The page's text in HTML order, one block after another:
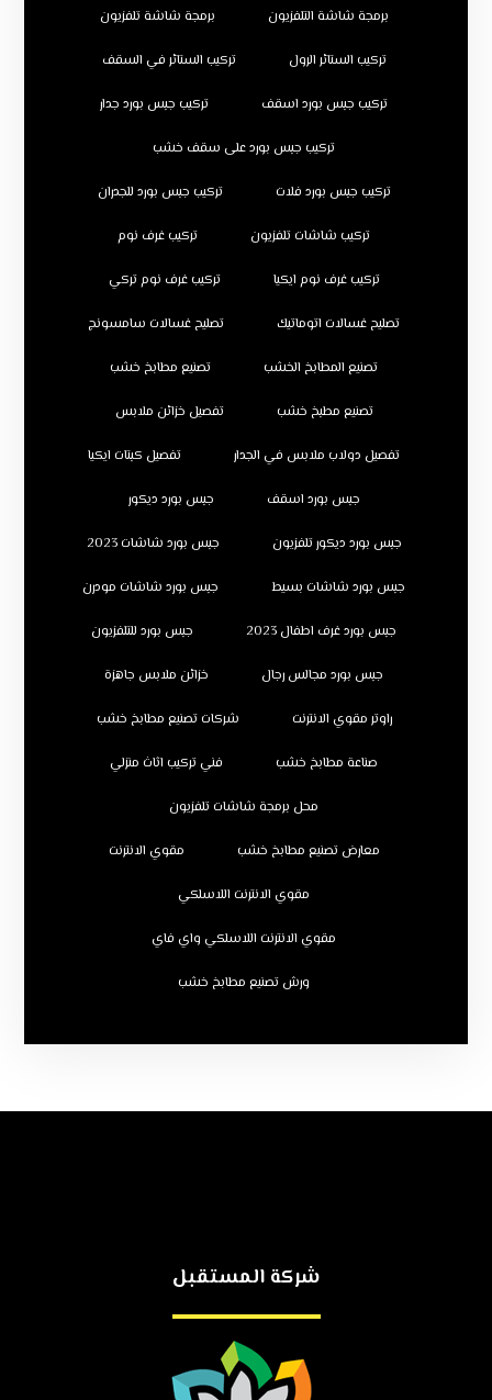
برمجة شاشة التلفزيون برمجة شاشة تلفزيون
تركيب الستائر الرول تركيب الستائر في السقف
تركيب جبس بورد اسقف تركيب جبس بورد جدار
تركيب جبس بورد على سقف خشب
تركيب جبس بورد فلات تركيب جبس بورد للجدران
تركيب شاشات تلفزيون تركيب غرف نوم
تركيب غرف نوم ايكيا تركيب غرف نوم تركي
تصليح غسالات اتوماتيك تصليح غسالات سامسونج
تصنيع المطابخ الخشب تصنيع مطابخ خشب
تصنيع مطبخ خشب تفصيل خزائن ملابس
تفصيل دولاب ملابس في الجدار تفصيل كبتات ايكيا
جبس بورد اسقف جبس بورد ديكور
جبس بورد ديكور تلفزيون جبس بورد شاشات 2023
جبس بورد شاشات بسيط جبس بورد شاشات مودرن
جبس بورد غرف اطفال 2023 جبس بورد للتلفزيون
جبس بورد مجالس رجال خزائن ملابس جاهزة
راوتر مقوي الانترنت شركات تصنيع مطابخ خشب
صناعة مطابخ خشب فني تركيب اثاث منزلي
محل برمجة شاشات تلفزيون
معارض تصنيع مطابخ خشب مقوي الانترنت
مقوي الانترنت اللاسلكي
مقوي الانترنت اللاسلكي واي فاي
ورش تصنيع مطابخ خشب
شركة المستقبل